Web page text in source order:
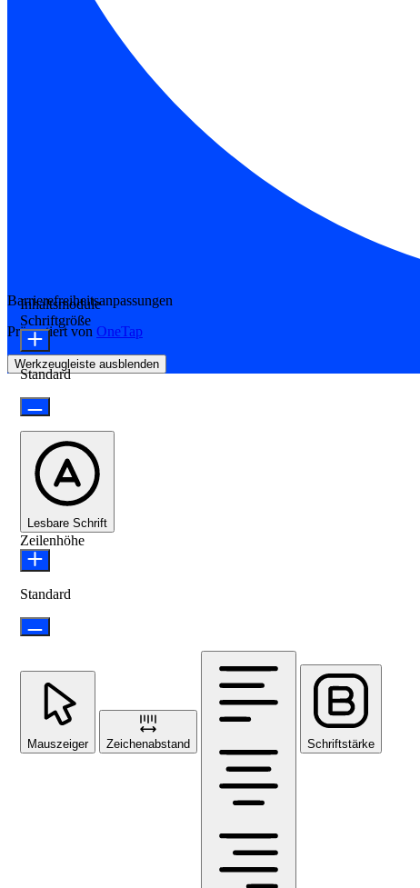
Barrierefreiheitsanpassungen
Präsentiert von OneTap
Werkzeugleiste ausblenden
Inhaltsmodule
Schriftgröße
Standard
Lesbare Schrift
Zeilenhöhe
Standard
Mauszeiger Zeichenabstand Schriftstärke